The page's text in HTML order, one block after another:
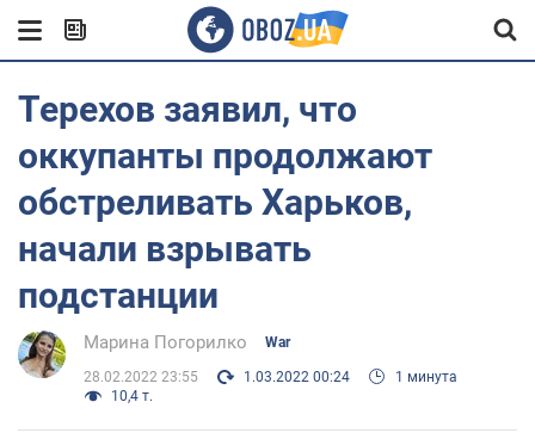
Терехов заявил, что
оккупанты продолжают
обстреливать Харьков,
начали взрывать
подстанции
Марина Погорилко War
28.02.2022 23:55 1.03.2022 00:24
1 минута
10,4 т.